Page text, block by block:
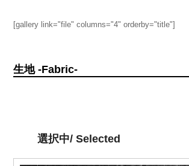
[gallery link="file" columns="4" orderby="title"]
生地 -Fabric-
選択中/ Selected